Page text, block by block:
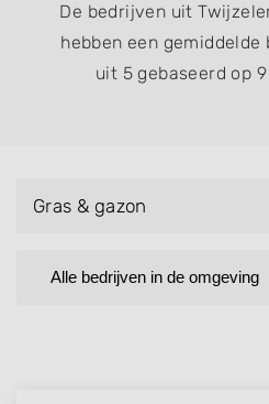
De bedrijven uit
hebben een gemiddelde
uit 5 gebaseerd op
Gras & gazon
Alle bedrijven in de omgeving